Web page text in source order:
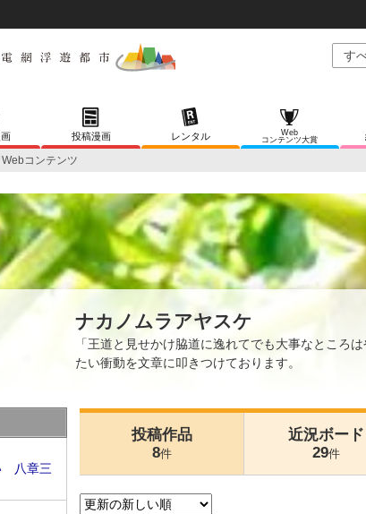
投稿漫画 レンタル
Web
コンテンツ大賞
Webコンテンツ
ナカノムラアヤスケ
「王道と見せかけ脇道に逸れてでも大事なところ
たい衝動を文章に叩きつけております。
投稿作品
8件
近況ボード
29件
八章三